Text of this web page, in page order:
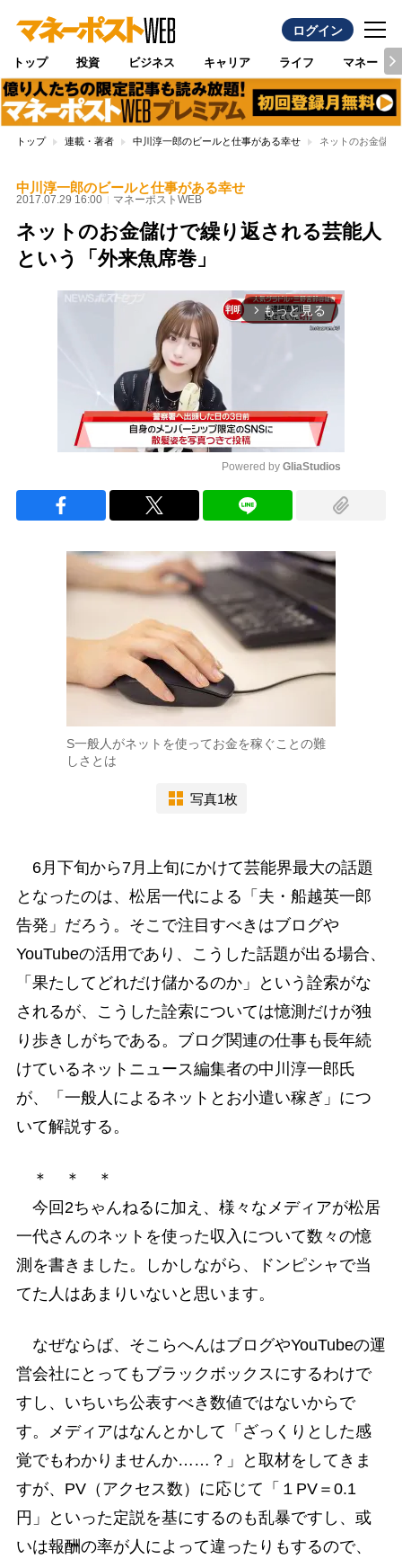
ログイン
トップ 投資 ビジネス キャリア ライフ マネー
トップ 連載・著者 中川淳一郎のビールと仕事がある幸せ ネットのお金儲
中川淳一郎のビールと仕事がある幸せ
2017.07.29 16:00 マネーポストWEB
ネットのお金儲けで繰り返される芸能人
という「外来魚席巻」
arrow_forward_ios もっと見る
Powered by GliaStudios
S一般人がネットを使ってお金を稼ぐことの難
しさとは
写真1枚
6月下旬から7月上旬にかけて芸能界最大の話題
となったのは、松居一代による「夫・船越英一郎
告発」だろう。そこで注目すべきはブログや
YouTubeの活用であり、こうした話題が出る場合、
「果たしてどれだけ儲かるのか」という詮索がな
されるが、こうした詮索については憶測だけが独
り歩きしがちである。ブログ関連の仕事も長年続
けているネットニュース編集者の中川淳一郎氏
が、「一般人によるネットとお小遣い稼ぎ」につ
いて解説する。
＊ ＊ ＊
今回2ちゃんねるに加え、様々なメディアが松居
一代さんのネットを使った収入について数々の憶
測を書きました。しかしながら、ドンピシャで当
てた人はあまりいないと思います。
なぜならば、そこらへんはブログやYouTubeの運
営会社にとってもブラックボックスにするわけで
すし、いちいち公表すべき数値ではないからで
す。メディアはなんとかして「ざっくりとした感
覚でもわかりませんか……？」と取材をしてきま
すが、PV（アクセス数）に応じて「１PV＝0.1
円」といった定説を基にするのも乱暴ですし、或
いは報酬の率が人によって違ったりもするので、